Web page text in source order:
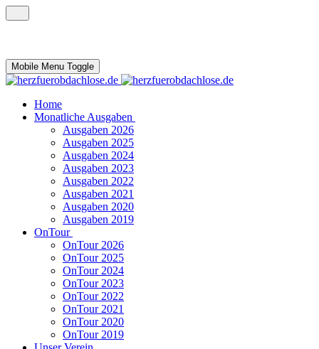
Mobile Menu Toggle
Home
Monatliche Ausgaben
Ausgaben 2026
Ausgaben 2025
Ausgaben 2024
Ausgaben 2023
Ausgaben 2022
Ausgaben 2021
Ausgaben 2020
Ausgaben 2019
OnTour
OnTour 2026
OnTour 2025
OnTour 2024
OnTour 2023
OnTour 2022
OnTour 2021
OnTour 2020
OnTour 2019